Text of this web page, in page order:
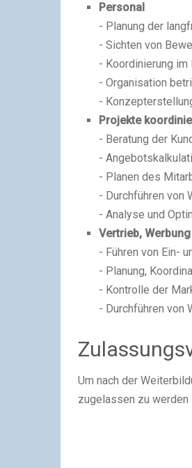
Personal
- Planung der
- Sichten von
- Koordinierung
- Organisation
-
Projekte
- Beratung der
-
- Planen des
- Durchführen von
- Analyse und
Vertrieb,
- Führen von Ein-
- Planung,
- Kontrolle der
- Durchführen von
Um nach der
zugelassen zu